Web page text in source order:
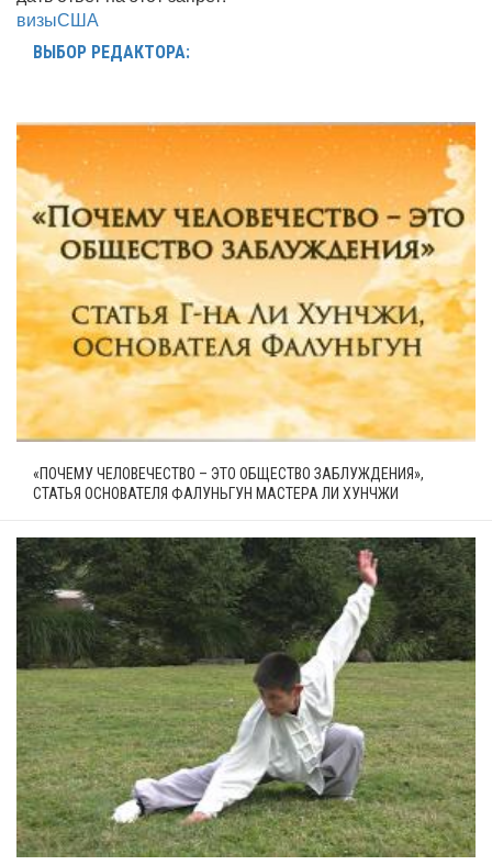
визыСША
ВЫБОР РЕДАКТОРА:
«ПОЧЕМУ ЧЕЛОВЕЧЕСТВО – ЭТО ОБЩЕСТВО ЗАБЛУЖДЕНИЯ»,
СТАТЬЯ ОСНОВАТЕЛЯ ФАЛУНЬГУН МАСТЕРА ЛИ ХУНЧЖИ